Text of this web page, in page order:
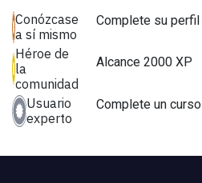
Conózcase
a sí mismo
Complete su perfil
Héroe de
la
comunidad
Alcance 2000 XP
Usuario
experto
Complete un curso